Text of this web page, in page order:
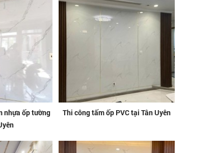
nhựa ốp tường
Thi công tấm ốp PVC tại Tân Uyên